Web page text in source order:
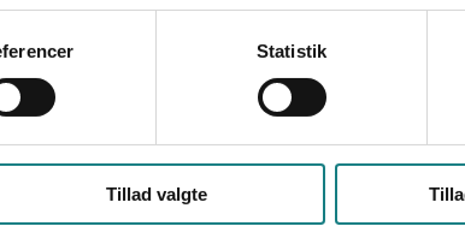
Statistik
Tillad valgte
OG VÆRKTØJER
Bech Pedersen
2015
arbejde med tosprogede børn
Mikkelsen, Red.
2013